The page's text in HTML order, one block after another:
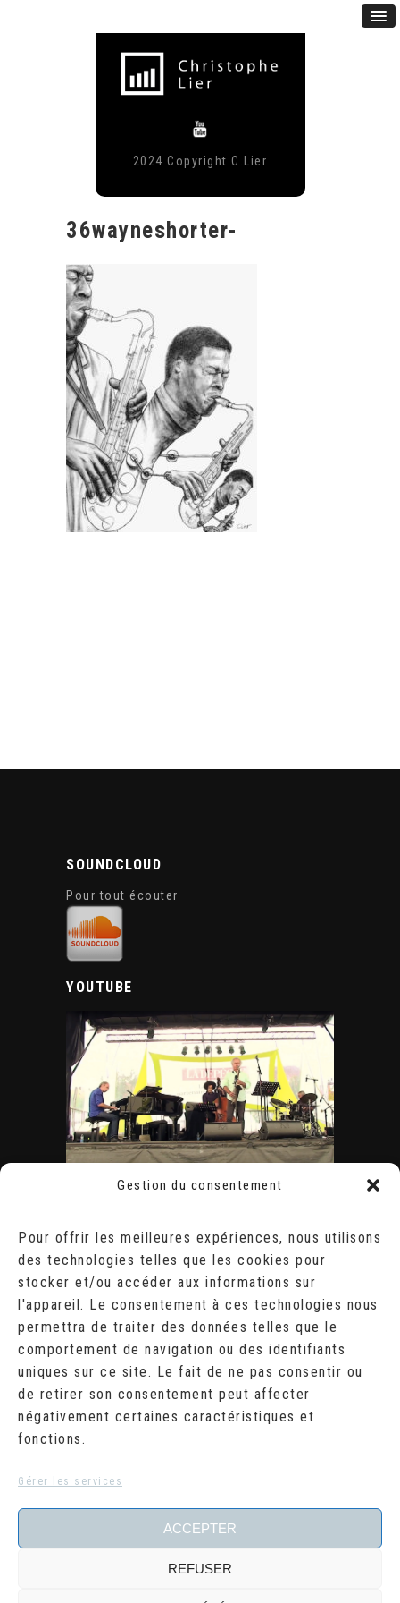
Gestion du consentement
Pour offrir les meilleures expériences, nous utilisons
des technologies telles que les cookies pour
stocker et/ou accéder aux informations sur
l'appareil. Le consentement à ces technologies nous
permettra de traiter des données telles que le
comportement de navigation ou des identifiants
uniques sur ce site. Le fait de ne pas consentir ou
de retirer son consentement peut affecter
négativement certaines caractéristiques et
fonctions.
Gérer les services
ACCEPTER
REFUSER
2024 Copyright C.Lier
36wayneshorter-
SOUNDCLOUD
Pour tout écouter
YOUTUBE
ÉVÈNEMENTS
AOÛT 2026
L M M J V S
D
1
2
3
4 5 6 7 8
9
10 11 12 13 14 15
16
17
18 19 20 21 22 23
24
25 26 27 28 29 30
« Juil
RECHERCHER
Search